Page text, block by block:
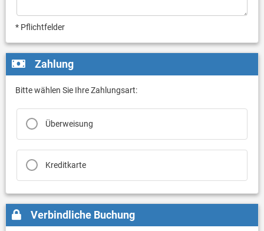
* Pflichtfelder
Zahlung
Bitte wählen Sie Ihre Zahlungsart:
Überweisung
Kreditkarte
Verbindliche Buchung